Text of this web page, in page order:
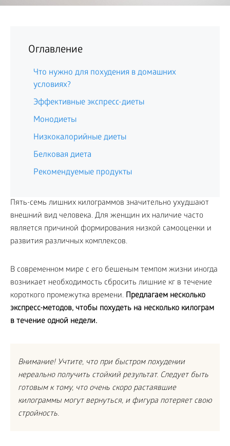
Оглавление
Что нужно для похудения в домашних
условиях?
Эффективные экспресс-диеты
Монодиеты
Низкокалорийные диеты
Белковая диета
Рекомендуемые продукты
Пять-семь лишних килограммов значительно ухудшают
внешний вид человека. Для женщин их наличие часто
является причиной формирования низкой самооценки и
развития различных комплексов.
В современном мире с его бешеным темпом жизни иногда
возникает необходимость сбросить лишние кг в течение
короткого промежутка времени. Предлагаем несколько
экспресс-методов, чтобы похудеть на несколько килограм
в течение одной недели.
Внимание! Учтите, что при быстром похудении
нереально получить стойкий результат. Следует быть
готовым к тому, что очень скоро растаявшие
килограммы могут вернуться, и фигура потеряет свою
стройность.